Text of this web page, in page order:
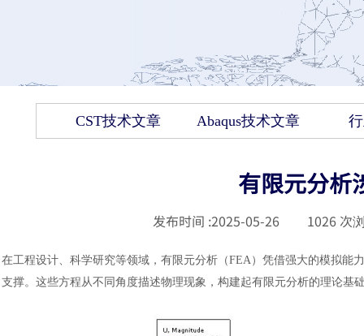
CST技术文章 Abaqus技术文章
有限元分析
发布时间 :2025-05-26 1026 次
在工程设计、科学研究等领域，有限元分析（FEA）凭借强大的模拟能
支撑。这些方程从不同角度描述物理现象，构建起有限元分析的理论基